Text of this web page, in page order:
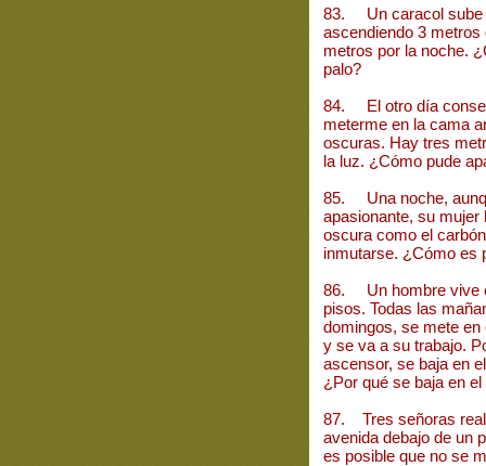
83. Un caracol sube
ascendiendo 3 metros
metros por la noche.
palo?
84. El otro día
meterme en la cama
oscuras. Hay tres
la luz. ¿Cómo pude
85. Una noche,
apasionante, su mujer
oscura como el
inmutarse. ¿Cómo es
86. Un hombre vive
pisos. Todas las
domingos, se mete en
y se va a su trabajo.
ascensor, se baja en
¿Por qué se baja en
87. Tres señoras
avenida debajo de un
es posible que no se